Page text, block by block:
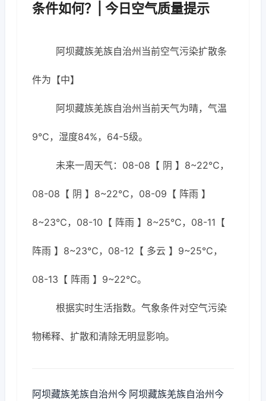
条件如何？| 今日空气质量提示
阿坝藏族羌族自治州当前空气污染扩散条
件为【中】
阿坝藏族羌族自治州当前天气为晴，气温
9℃，湿度84%，64-5级。
未来一周天气：08-08【 阴 】8~22℃，
08-08【 阴 】8~22℃，08-09【 阵雨 】
8~23℃，08-10【 阵雨 】8~25℃，08-11【
阵雨 】8~23℃，08-12【 多云 】9~25℃，
08-13【 阵雨 】9~22℃。
根据实时生活指数。气象条件对空气污染
物稀释、扩散和清除无明显影响。
阿坝藏族羌族自治州今 阿坝藏族羌族自治州今